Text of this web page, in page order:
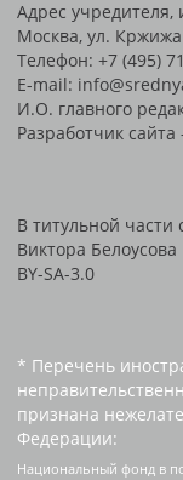
Адрес учредителя,
Москва, ул.
Телефон: +7 (495)
E-mail:
И.О. главного
Разработчик сайта
В титульной
Виктора
BY-SA-3.0
* Перечень
признана
Федерации:
Национальный фонд в